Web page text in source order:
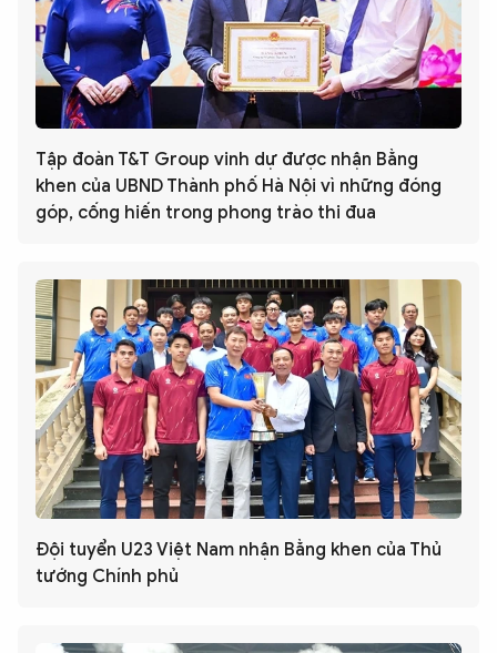
Tập đoàn T&T Group vinh dự được nhận Bằng
khen của UBND Thành phố Hà Nội vì những đóng
góp, cống hiến trong phong trào thi đua
Đội tuyển U23 Việt Nam nhận Bằng khen của Thủ
tướng Chính phủ